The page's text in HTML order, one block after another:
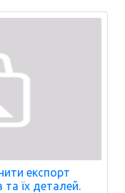
експорт
та їх деталей.